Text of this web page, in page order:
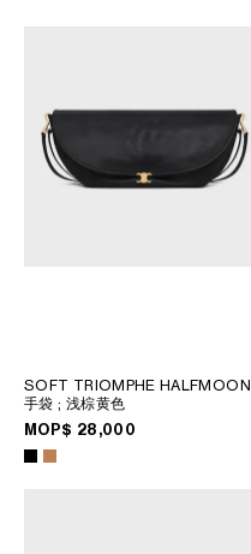
SOFT TRIOMPHE HALFMOON
手袋; 浅棕黄色
MOP$ 28,000